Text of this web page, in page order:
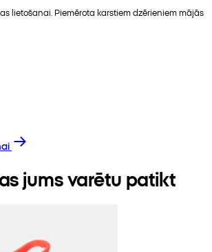
lietošanai. Piemērota karstiem dzērieniem mājās
jums varētu patikt